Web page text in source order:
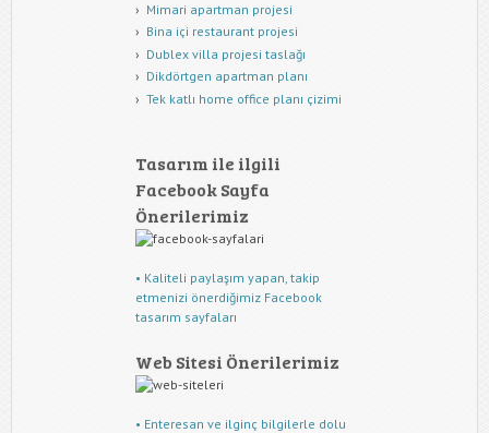
Mimari apartman projesi
Bina içi restaurant projesi
Dublex villa projesi taslağı
Dikdörtgen apartman planı
Tek katlı home office planı çizimi
Tasarım ile ilgili
Facebook Sayfa
Önerilerimiz
• Kaliteli paylaşım yapan, takip
etmenizi önerdiğimiz Facebook
tasarım sayfaları
Web Sitesi Önerilerimiz
• Enteresan ve ilginç bilgilerle dolu